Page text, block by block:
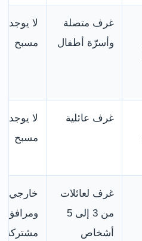
غرف متصلة
وأسرّة أطفال
لا يوجد
مسبح
غرف عائلية
لا يوجد
مسبح
غرف لعائلات
من 3 إلى 5
أشخاص
خارجي
ومرافق
مشتركة